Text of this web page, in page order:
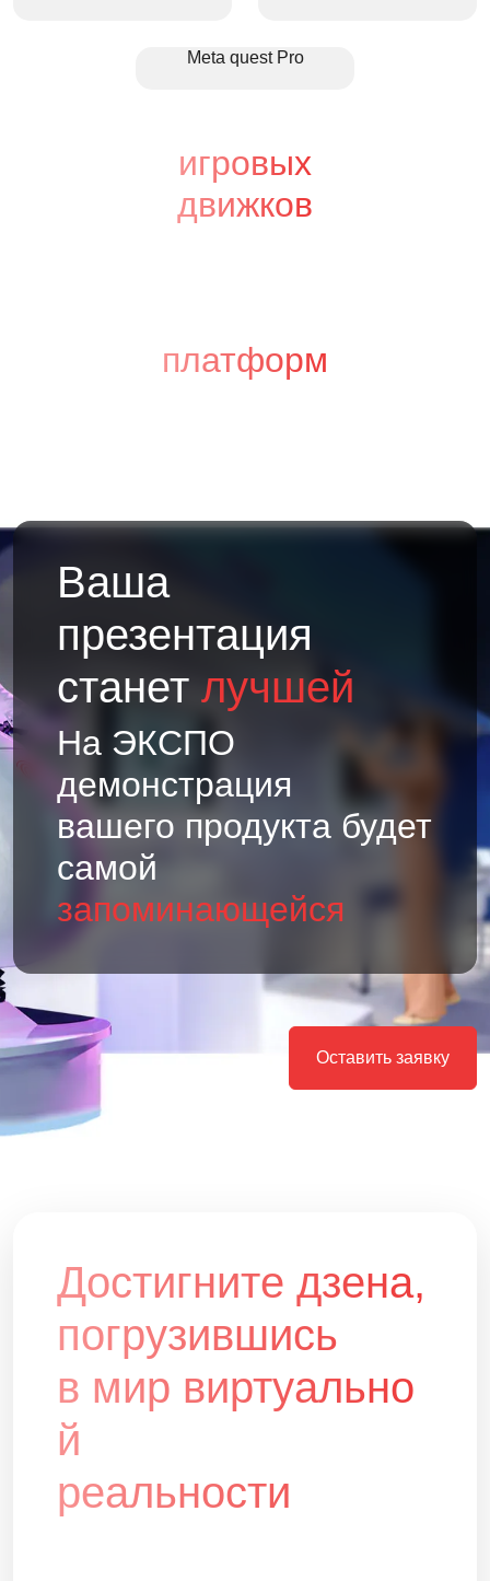
Meta quest Pro
игровых
движков
платформ
Ваша
презентация
станет лучшей
На ЭКСПО
демонстрация
вашего продукта будет
самой
запоминающейся
Оставить заявку
Достигните дзена,
погрузившись
в мир виртуально
й
реальности